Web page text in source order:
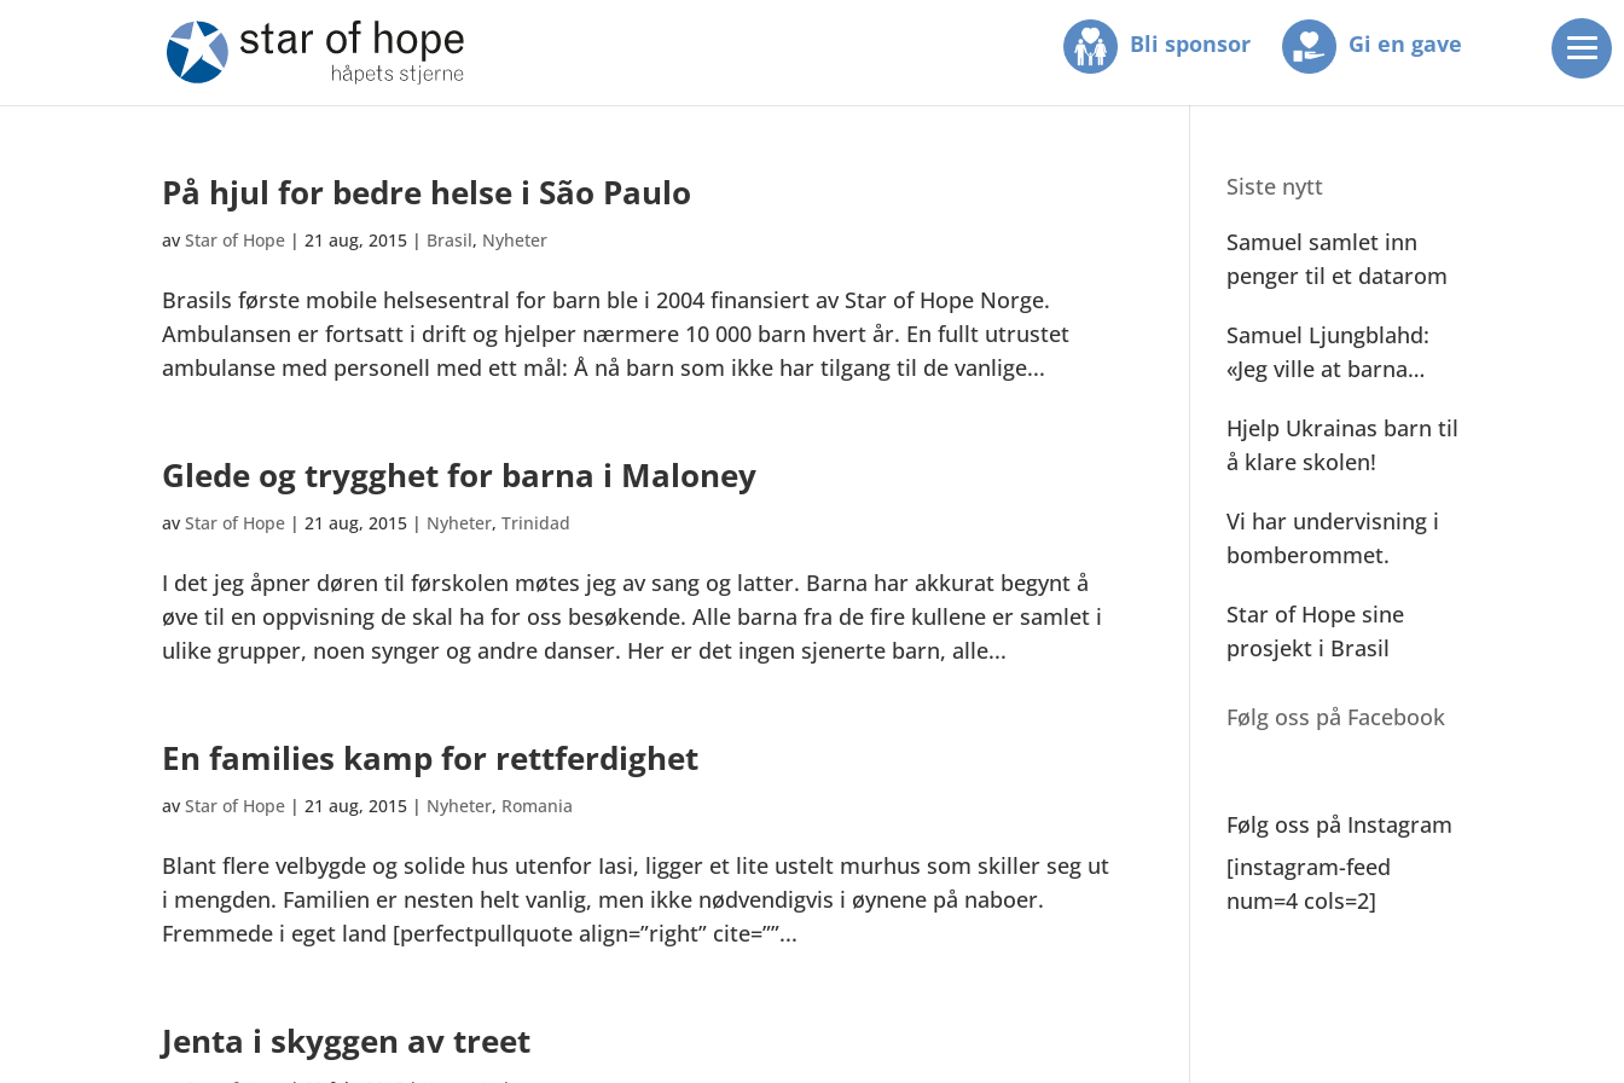
Bli sponsor Gi en gave
På hjul for bedre helse i São Paulo
avStar of Hope |21 aug, 2015 | Brasil, Nyheter
Brasils første mobile helsesentral for barn ble i 2004 finansiert av Star of Hope Norge.
Ambulansen er fortsatt i drift og hjelper nærmere 10 000 barn hvert år. En fullt utrustet
ambulanse med personell med ett mål: Å nå barn som ikke har tilgang til de vanlige...
Glede og trygghet for barna i Maloney
avStar of Hope |21 aug, 2015 | Nyheter,Trinidad
I det jeg åpner døren til førskolen møtes jeg av sang og latter. Barna har akkurat begynt å
øve til en oppvisning de skal ha for oss besøkende. Alle barna fra de fire kullene er samlet i
ulike grupper, noen synger og andre danser. Her er det ingen sjenerte barn, alle...
En families kamp for rettferdighet
avStar of Hope |21 aug, 2015 | Nyheter, Romania
Blant flere velbygde og solide hus utenfor Iasi, ligger et lite ustelt murhus som skiller seg ut
i mengden. Familien er nesten helt vanlig, men ikke nødvendigvis i øynene på naboer.
Fremmede i eget land [perfectpullquote align=”right” cite=””...
Jenta i skyggen av treet
Siste nytt
Samuel samlet inn
penger til et datarom
Samuel Ljungblahd:
«Jeg ville at barna
Hjelp Ukrainas barn til
å klare skolen!
Vi har undervisning i
bomberommet.
Star of Hope sine
prosjekt i Brasil
Følg oss på Facebook
Følg oss på Instagram
[instagram-feed
num=4 cols=2]